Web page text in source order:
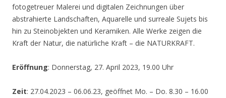
fotogetreuer Malerei und digitalen Zeichnungen über
abstrahierte Landschaften, Aquarelle und surreale Sujets bis
hin zu Steinobjekten und Keramiken. Alle Werke zeigen die
Kraft der Natur, die natürliche Kraft – die NATURKRAFT.
Eröffnung: Donnerstag, 27. April 2023, 19.00 Uhr
Zeit: 27.04.2023 – 06.06.23, geöffnet Mo. – Do. 8.30 – 16.00